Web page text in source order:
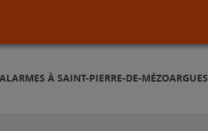
À SAINT-PIERRE-DE-MÉZOARGUES